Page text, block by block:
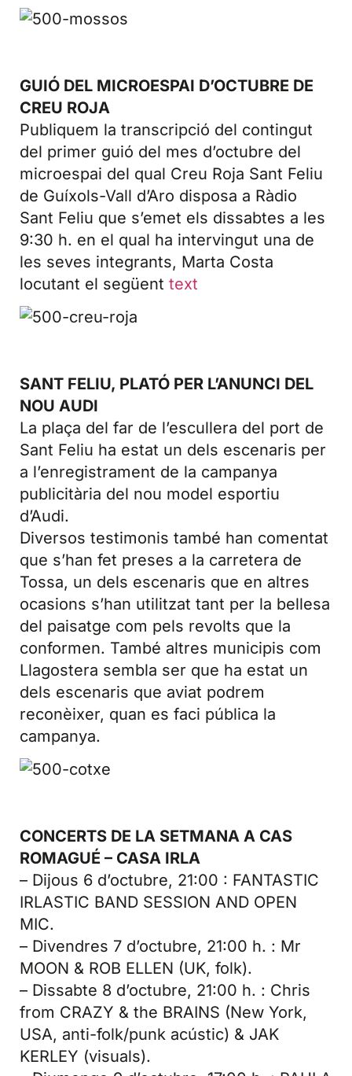
GUIÓ DEL MICROESPAI D’OCTUBRE DE
CREU ROJA
Publiquem la transcripció del contingut
del primer guió del mes d’octubre del
microespai del qual Creu Roja Sant Feliu
de Guíxols-Vall d’Aro disposa a Ràdio
Sant Feliu que s’emet els dissabtes a les
9:30 h. en el qual ha intervingut una de
les seves integrants, Marta Costa
locutant el següent text
SANT FELIU, PLATÓ PER L’ANUNCI DEL
NOU AUDI
La plaça del far de l’escullera del port de
Sant Feliu ha estat un dels escenaris per
a l’enregistrament de la campanya
publicitària del nou model esportiu
d’Audi.
Diversos testimonis també han comentat
que s’han fet preses a la carretera de
Tossa, un dels escenaris que en altres
ocasions s’han utilitzat tant per la bellesa
del paisatge com pels revolts que la
conformen. També altres municipis com
Llagostera sembla ser que ha estat un
dels escenaris que aviat podrem
reconèixer, quan es faci pública la
campanya.
CONCERTS DE LA SETMANA A CAS
ROMAGUÉ – CASA IRLA
– Dijous 6 d’octubre, 21:00 : FANTASTIC
IRLASTIC BAND SESSION AND OPEN
MIC.
– Divendres 7 d’octubre, 21:00 h. : Mr
MOON & ROB ELLEN (UK, folk).
– Dissabte 8 d’octubre, 21:00 h. : Chris
from CRAZY & the BRAINS (New York,
USA, anti-folk/punk acústic) & JAK
KERLEY (visuals).